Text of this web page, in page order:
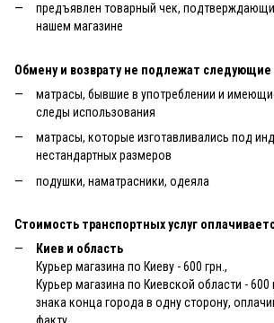
предъявлен товарный чек,
нашем магазине
Обмену и возврату не подлежат
матрасы, бывшие в употреблении и
следы использования
матрасы, которые изготавливались под
нестандартных размеров
подушки, наматрасники, одеяла
Стоимость транспортных услуг
Киев и область
Курьер магазина по Киеву - 600 грн.,
Курьер магазина по Киевской области - 600
знака конца города в одну сторону,